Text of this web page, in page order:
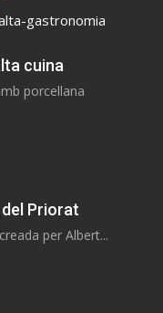
cuina
porcellana
Priorat
per Albert...